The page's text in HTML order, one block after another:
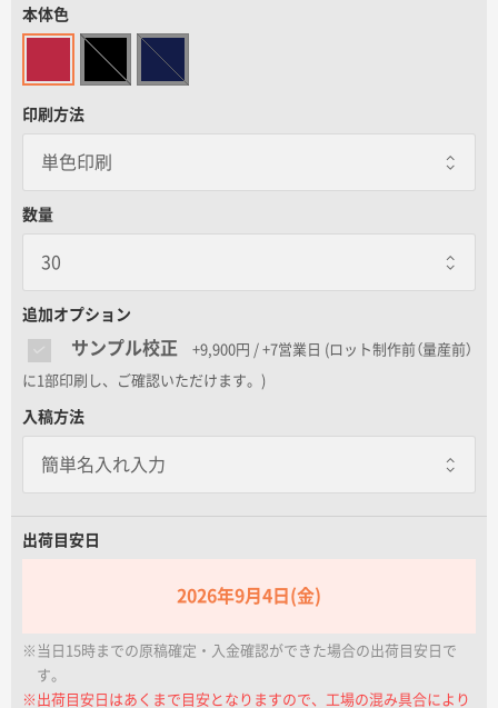
お見積書の作成方法
データ入稿ガイド
再注文について
よくあるご質問
名入れグループサイト
本体色
印刷方法
数量
追加オプション
サンプル校正 +9,900円 / +7営業日 (ロット制作前（量産前）
に1部印刷し、ご確認いただけます。)
入稿方法
出荷目安日
2026年9月4日(金)
※当日15時までの原稿確定・入金確認ができた場合の出荷目安日で
す。
※出荷目安日はあくまで目安となりますので、工場の混み具合により